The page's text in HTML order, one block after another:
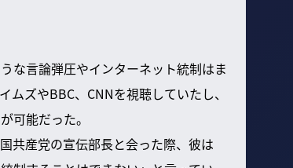
な言論弾圧やインターネット統制はま
ズやBBC、CNNを視聴していたし、
可能だった。
共産党の宣伝部長と会った際、彼は